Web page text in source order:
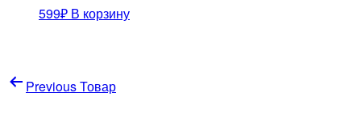
599₽ В корзину
Навигация
Previous Товар